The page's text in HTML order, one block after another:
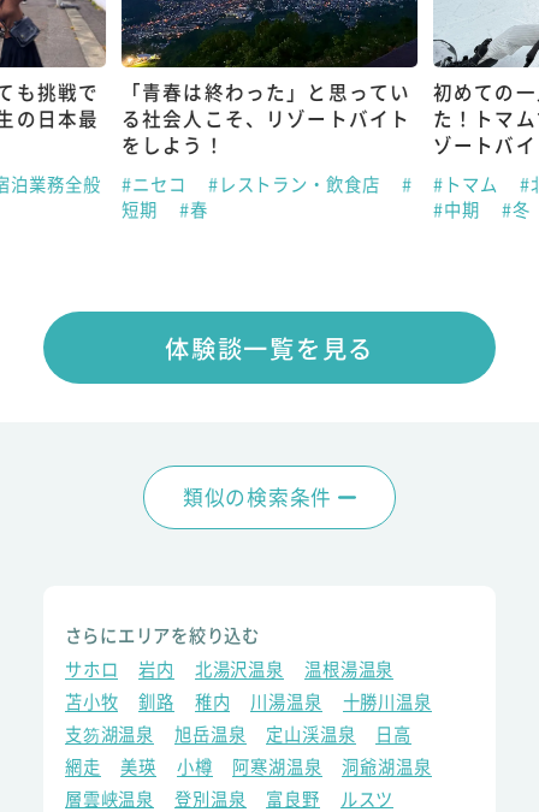
も挑戦で
の日本最
泊業務全般
「青春は終わった」と思ってい
る社会人こそ、リゾートバイト
をしよう！
#ニセコ #レストラン・飲食店
#
短期
#春
初めての
た！トマ
ゾートバ
#トマム
#
#中期
#冬
体験談一覧を見る
類似の検索条件
さらにエリアを絞り込む
サホロ
岩内 北湯沢温泉
温根湯温泉
苫小牧
釧路 稚内 川湯温泉
十勝川温泉
支笏湖温泉
旭岳温泉 定山渓温泉
日高
網走
美瑛 小樽 阿寒湖温泉
洞爺湖温泉
層雲峡温泉
登別温泉 富良野
ルスツ